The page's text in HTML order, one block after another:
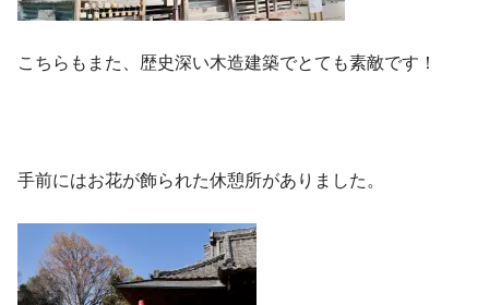
こちらもまた、歴史深い木造建築でとても素敵です！
手前にはお花が飾られた休憩所がありました。